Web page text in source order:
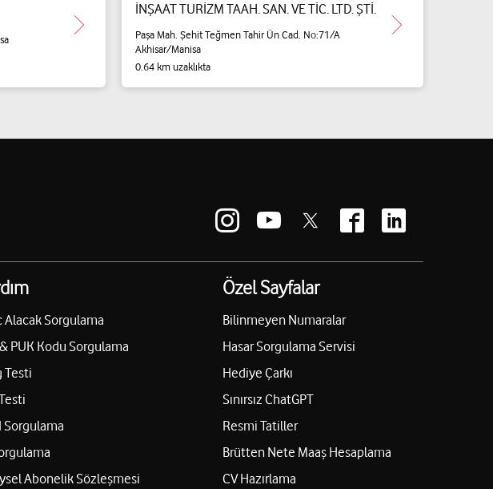
İNŞAAT TURİZM TAAH. SAN. VE TİC. LTD. ŞTİ.
Paşa Mah. Şehit Teğmen Tahir Ün Cad. No:71/A
Akhisar/Manisa
0.64 km uzaklıkta
Alacak Sorgulama
PUK Kodu Sorgulama
Testi
Sorgulama
Abonelik Sözleşmesi
Özel Sayfalar
Bilinmeyen Numaralar
Hasar Sorgulama Servisi
Hediye Çarkı
Sınırsız ChatGPT
Resmi Tatiller
Brütten Nete Maaş Hesaplama
CV Hazırlama